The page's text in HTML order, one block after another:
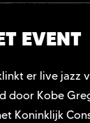
EVENT
er live jazz
door Kobe
Koninklijk